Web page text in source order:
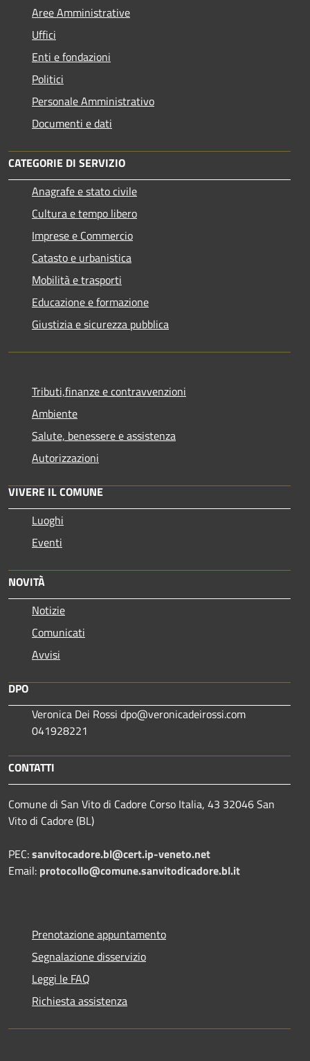
Aree Amministrative
Uffici
Enti e fondazioni
Politici
Personale Amministrativo
Documenti e dati
CATEGORIE DI SERVIZIO
Anagrafe e stato civile
Cultura e tempo libero
Imprese e Commercio
Catasto e urbanistica
Mobilità e trasporti
Educazione e formazione
Giustizia e sicurezza pubblica
Tributi,finanze e contravvenzioni
Ambiente
Salute, benessere e assistenza
Autorizzazioni
VIVERE IL COMUNE
Luoghi
Eventi
NOVITÀ
Notizie
Comunicati
Avvisi
DPO
Veronica Dei Rossi dpo@veronicadeirossi.com
041928221
CONTATTI
Comune di San Vito di Cadore Corso Italia, 43 32046 San
Vito di Cadore (BL)
PEC:sanvitocadore.bl@cert.ip-veneto.net
Email: protocollo@comune.sanvitodicadore.bl.it
Prenotazione appuntamento
Segnalazione disservizio
Leggi le FAQ
Richiesta assistenza